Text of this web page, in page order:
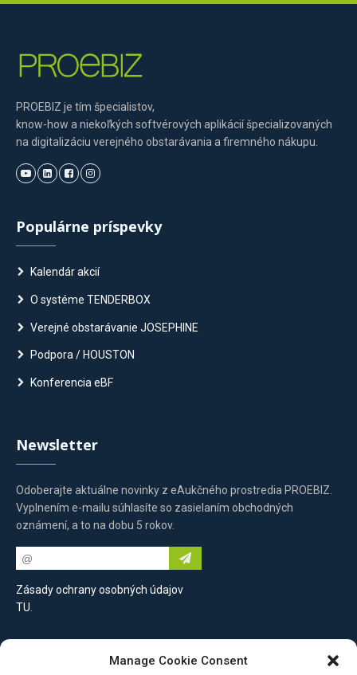
Manage Cookie Consent
PROEBIZ je tím špecialistov,
know-how a niekoľkých softvérových aplikácií špecializovaných
na digitalizáciu verejného obstarávania a firemného nákupu.
Populárne príspevky
Kalendár akcií
O systéme TENDERBOX
Verejné obstarávanie JOSEPHINE
Podpora / HOUSTON
Konferencia eBF
Newsletter
Odoberajte aktuálne novinky z eAukčného prostredia PROEBIZ.
Vyplnením e-mailu súhlasíte so zasielaním obchodných
oznámení, a to na dobu 5 rokov.
Zásady ochrany osobných údajov
TU
Kontaktujte nás